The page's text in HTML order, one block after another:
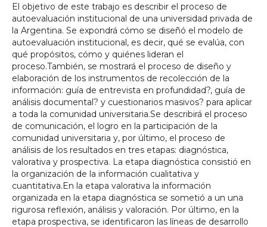
El objetivo de este trabajo es describir el proceso de
autoevaluación institucional de una universidad privada de
la Argentina. Se expondrá cómo se diseñó el modelo de
autoevaluación institucional, es decir, qué se evalúa, con
qué propósitos, cómo y quiénes lideran el
proceso.También, se mostrará el proceso de diseño y
elaboración de los instrumentos de recolección de la
información: guía de entrevista en profundidad?, guía de
análisis documental? y cuestionarios masivos? para aplicar
a toda la comunidad universitaria.Se describirá el proceso
de comunicación, el logro en la participación de la
comunidad universitaria y, por último, el proceso de
análisis de los resultados en tres etapas: diagnóstica,
valorativa y prospectiva. La etapa diagnóstica consistió en
la organización de la información cualitativa y
cuantitativa.En la etapa valorativa la información
organizada en la etapa diagnóstica se sometió a un una
rigurosa reflexión, análisis y valoración. Por último, en la
etapa prospectiva, se identificaron las líneas de desarrollo